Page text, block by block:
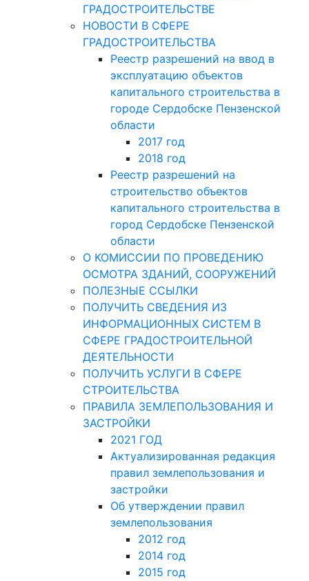
ГРАДОСТРОИТЕЛЬСТВЕ
НОВОСТИ В СФЕРЕ
ГРАДОСТРОИТЕЛЬСТВА
Реестр разрешений на ввод в
эксплуатацию объектов
капитального строительства в
городе Сердобске Пензенской
области
2017 год
2018 год
Реестр разрешений на
строительство объектов
капитального строительства в
город Сердобске Пензенской
области
О КОМИССИИ ПО ПРОВЕДЕНИЮ
ОСМОТРА ЗДАНИЙ, СООРУЖЕНИЙ
ПОЛЕЗНЫЕ ССЫЛКИ
ПОЛУЧИТЬ СВЕДЕНИЯ ИЗ
ИНФОРМАЦИОННЫХ СИСТЕМ В
СФЕРЕ ГРАДОСТРОИТЕЛЬНОЙ
ДЕЯТЕЛЬНОСТИ
ПОЛУЧИТЬ УСЛУГИ В СФЕРЕ
СТРОИТЕЛЬСТВА
ПРАВИЛА ЗЕМЛЕПОЛЬЗОВАНИЯ И
ЗАСТРОЙКИ
2021 ГОД
Актуализированная редакция
правил землепользования и
застройки
Об утверждении правил
землепользования
2012 год
2014 год
2015 год